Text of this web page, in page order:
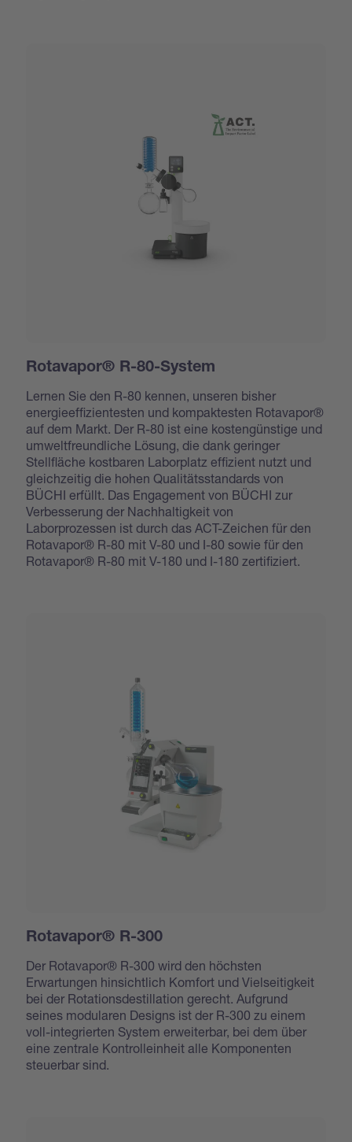
Rotavapor® R-80-System
Lernen Sie den R-80 kennen, unseren bisher
energieeffizientesten und kompaktesten Rotavapor®
auf dem Markt. Der R-80 ist eine kostengünstige und
umweltfreundliche Lösung, die dank geringer
Stellfläche kostbaren Laborplatz effizient nutzt und
gleichzeitig die hohen Qualitätsstandards von
BÜCHI erfüllt. Das Engagement von BÜCHI zur
Verbesserung der Nachhaltigkeit von
Laborprozessen ist durch das ACT-Zeichen für den
Rotavapor® R-80 mit V-80 und I-80 sowie für den
Rotavapor® R-80 mit V-180 und I-180 zertifiziert.
Rotavapor® R-300
Der Rotavapor® R-300 wird den höchsten
Erwartungen hinsichtlich Komfort und Vielseitigkeit
bei der Rotationsdestillation gerecht. Aufgrund
seines modularen Designs ist der R-300 zu einem
voll-integrierten System erweiterbar, bei dem über
eine zentrale Kontrolleinheit alle Komponenten
steuerbar sind.